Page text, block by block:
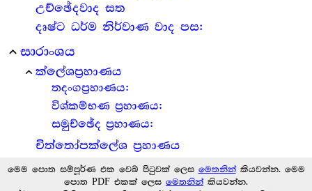
උච්ඡේදවාද සත
දෘෂ්ට ධර්ම නිර්වාණ වාද පස:
expand_less සාරාංශය
expand_less ක්ලේශප්‍ර‍හාණය
තදංගප්‍ර‍හාණය:
විශ්කම්භණ ප්‍ර‍හාණය:
සමුච්ඡේද ප්‍ර‍හාණය:
චිත්තෝපක්ලේශ ප්‍ර‍හාණය
මෙම පොත සම්පූර්ණ එක වෙබ් පිටුවක් ලෙස මෙතනින්කියවන්න. මෙම
පොත PDF එකක් ලෙස මෙතනින්කියවන්න.